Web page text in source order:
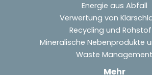
Energie aus Abfall
Verwertung von
Recycling und
Mineralische Nebenprodukte
Waste Management
Mehr